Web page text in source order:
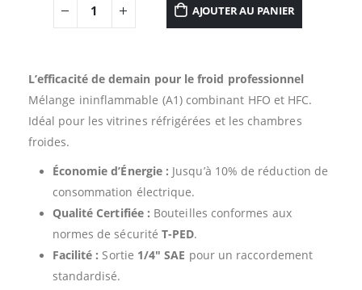
AJOUTER AU PANIER
L’efficacité de demain pour le froid professionnel
Mélange ininflammable (A1) combinant HFO et HFC.
Idéal pour les vitrines réfrigérées et les chambres
froides.
Économie d’Énergie : Jusqu’à 10% de réduction de
consommation électrique.
Qualité Certifiée : Bouteilles conformes aux
normes de sécuritéT-PED.
Facilité : Sortie 1/4″ SAE pour un raccordement
standardisé.